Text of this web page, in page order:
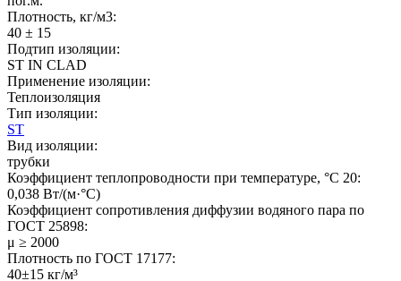
Плотность, кг/м3:
40 ± 15
Подтип изоляции:
ST IN CLAD
Применение изоляции:
Теплоизоляция
Тип изоляции:
ST
Вид изоляции:
трубки
Коэффициент теплопроводности при температуре, °C 20:
0,038 Вт/(м·°C)
Коэффициент сопротивления диффузии водяного пара по
ГОСТ 25898:
μ ≥ 2000
Плотность по ГОСТ 17177:
40±15 кг/м³